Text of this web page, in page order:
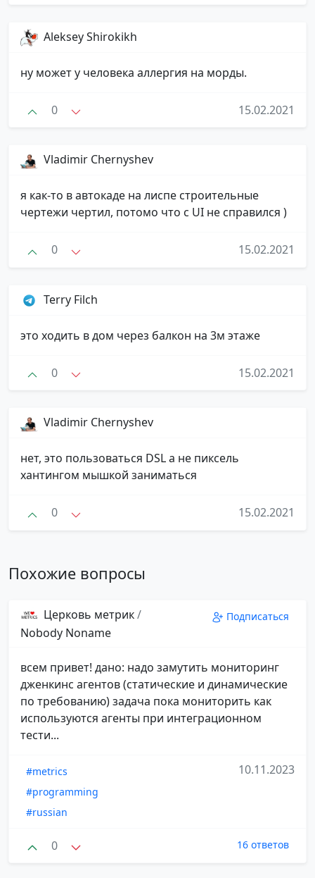
Aleksey Shirokikh
ну может у человека аллергия на морды.
0 15.02.2021
Vladimir Chernyshev
я как-то в автокаде на лиспе строительные
чертежи чертил, потомо что с UI не справился )
0 15.02.2021
Terry Filch
это ходить в дом через балкон на 3м этаже
0 15.02.2021
Vladimir Chernyshev
нет, это пользоваться DSL а не пиксель
хантингом мышкой заниматься
0 15.02.2021
Похожие вопросы
Церковь метрик/
Nobody Noname
Подписаться
всем привет! дано: надо замутить мониторинг
дженкинс агентов (статические и динамические
по требованию) задача пока мониторить как
используются агенты при интеграционном
тести...
#metrics
#programming
#russian
10.11.2023
0 16 ответов